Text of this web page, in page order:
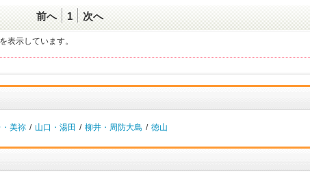
前へ 1 次へ
示しています。
美祢 / 山口・湯田 / 柳井・周防大島 / 徳山